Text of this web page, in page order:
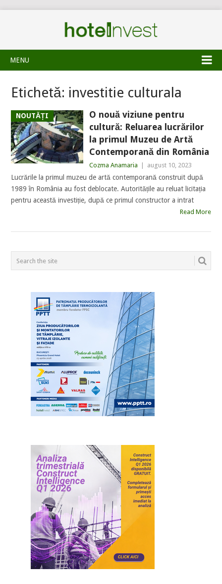
MENU
Etichetă: investitie culturala
NOUTĂȚI
O nouă viziune pentru
cultură: Reluarea lucrărilor
la primul Muzeu de Artă
Contemporană din România
Cozma Anamaria august 10, 2023
Lucrările la primul muzeu de artă contemporană construit după
1989 în România au fost deblocate. Autoritățile au reluat licitația
pentru această investiție, după ce primul constructor a intrat
Read More
POSTS
NAVIGATION